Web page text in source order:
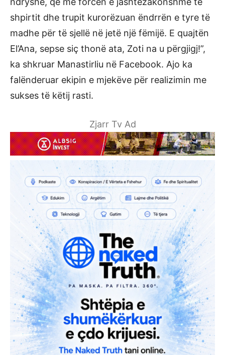
shpirtit dhe trupit kurorëzuan ëndrrën e tyre të
madhe për të sjellë në jetë një fëmijë. E quajtën
El’Ana, sepse siç thonë ata, Zoti na u përgjigj!”,
ka shkruar Manastirliu në Facebook. Ajo ka
falënderuar ekipin e mjekëve për realizimin me
sukses të këtij rasti.
Zjarr Tv Ad